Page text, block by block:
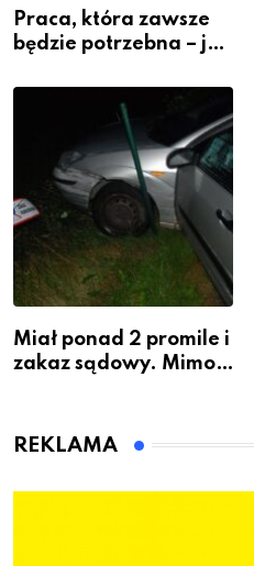
Praca, która zawsze
będzie potrzebna – jak
zawodem przyszłości i
gdzie się go nauczyć?
Miał ponad 2 promile i
zakaz sądowy. Mimo
Bolszewie i uderzył w
REKLAMA